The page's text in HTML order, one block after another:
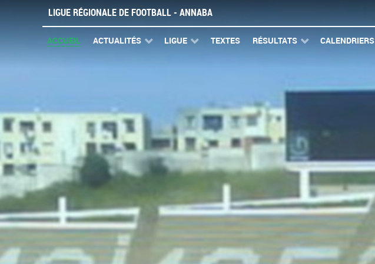
LIGUE RÉGIONALE DE FOOTBALL - ANNABA
ACCUEIL ACTUALITÉS LIGUE TEXTES RÉSULTATS CALENDRIERS